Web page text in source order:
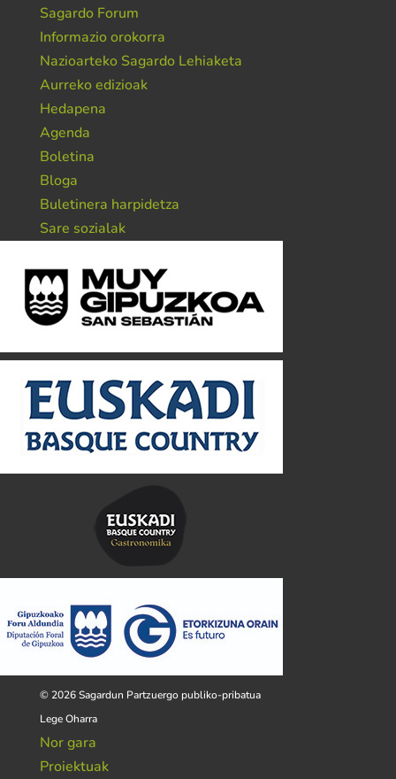
Sagardo Forum
Informazio orokorra
Nazioarteko Sagardo Lehiaketa
Aurreko edizioak
Hedapena
Agenda
Boletina
Bloga
Buletinera harpidetza
Sare sozialak
© 2026 Sagardun Partzuergo publiko-pribatua
Lege Oharra
Nor gara
Proiektuak